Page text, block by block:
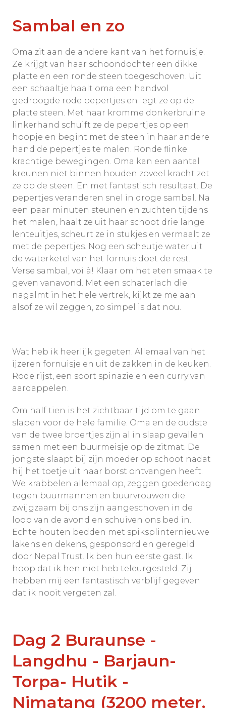
Sambal en zo
Oma zit aan de andere kant van het fornuisje.
Ze krijgt van haar schoondochter een dikke
platte en een ronde steen toegeschoven. Uit
een schaaltje haalt oma een handvol
gedroogde rode pepertjes en legt ze op de
platte steen. Met haar kromme donkerbruine
linkerhand schuift ze de pepertjes op een
hoopje en begint met de steen in haar andere
hand de pepertjes te malen. Ronde flinke
krachtige bewegingen. Oma kan een aantal
kreunen niet binnen houden zoveel kracht zet
ze op de steen. En met fantastisch resultaat. De
pepertjes veranderen snel in droge sambal. Na
een paar minuten steunen en zuchten tijdens
het malen, haalt ze uit haar schoot drie lange
lenteuitjes, scheurt ze in stukjes en vermaalt ze
met de pepertjes. Nog een scheutje water uit
de waterketel van het fornuis doet de rest.
Verse sambal, voilà! Klaar om het eten smaak te
geven vanavond. Met een schaterlach die
nagalmt in het hele vertrek, kijkt ze me aan
alsof ze wil zeggen, zo simpel is dat nou.
Wat heb ik heerlijk gegeten. Allemaal van het
ijzeren fornuisje en uit de zakken in de keuken.
Rode rijst, een soort spinazie en een curry van
aardappelen.
Om half tien is het zichtbaar tijd om te gaan
slapen voor de hele familie. Oma en de oudste
van de twee broertjes zijn al in slaap gevallen
samen met een buurmeisje op de zitmat. De
jongste slaapt bij zijn moeder op schoot nadat
hij het toetje uit haar borst ontvangen heeft.
We krabbelen allemaal op, zeggen goedendag
tegen buurmannen en buurvrouwen die
zwijgzaam bij ons zijn aangeschoven in de
loop van de avond en schuiven ons bed in.
Echte houten bedden met spiksplinternieuwe
lakens en dekens, gesponsord en geregeld
door Nepal Trust. Ik ben hun eerste gast. Ik
hoop dat ik hen niet heb teleurgesteld. Zij
hebben mij een fantastisch verblijf gegeven
dat ik nooit vergeten zal.
Dag 2 Buraunse -
Langdhu - Barjaun-
Torpa- Hutik -
Nimatang (3200 meter,